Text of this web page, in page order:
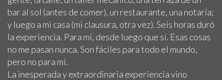
bar al sol (antes de comer), un restaurante, una notaría;
y luego a mi casa (mi clausura, otra vez). Seis horas duró
la experiencia. Para mí, desde luego que sí. Esas cosas
no me pasan nunca. Son fáciles para todo el mundo,
pero no para mí.
La inesperada y extraordinaria experiencia vino